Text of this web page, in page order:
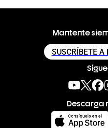
Mantente
SUSCRÍBETE A
Descarga